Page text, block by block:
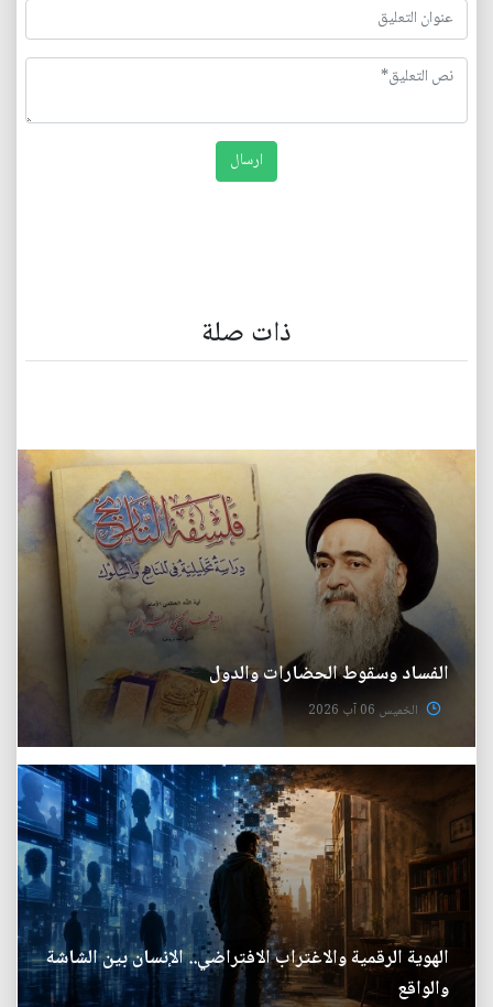
ذات صلة
الفساد وسقوط الحضارات والدول
الخميس 06 آب 2026
الهوية الرقمية والاغتراب الافتراضي.. الإنسان بين الشاشة
والواقع